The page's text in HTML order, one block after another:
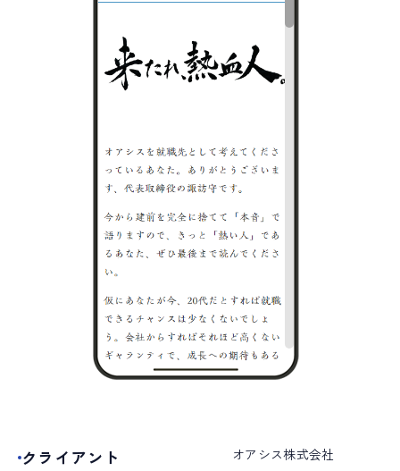
クライアント オアシス株式会社